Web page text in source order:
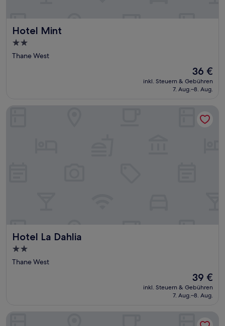
Hotel Mint
Hotel Mint
2.0-
Sterne-
Thane West
Der
Preis
beträgt
36 €
inkl. Steuern & Gebühren
7. Aug.–8. Aug.
Hotel La Dahlia
Hotel La Dahlia
2.0-
Sterne-
Thane West
Der
Preis
beträgt
39 €
inkl. Steuern & Gebühren
7. Aug.–8. Aug.
Hotel La Dahlia